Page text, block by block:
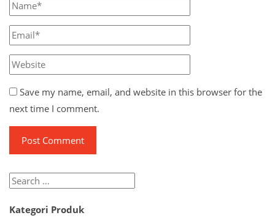
Save my name, email, and website in this browser for the
next time I comment.
Search
Kategori Produk